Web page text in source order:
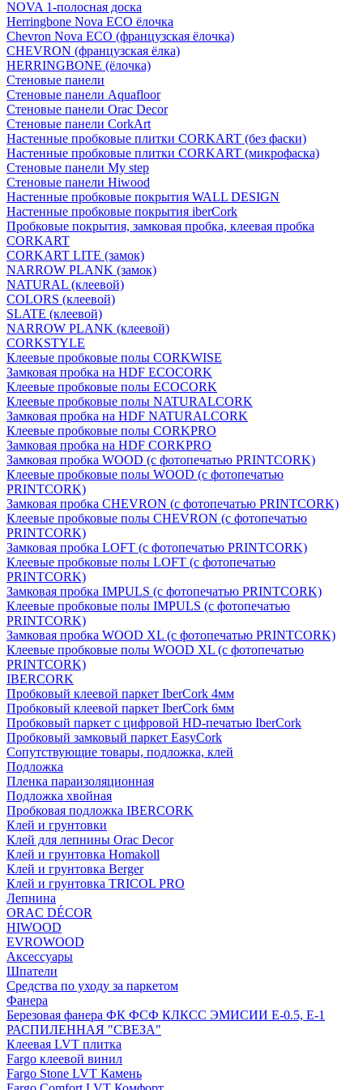
NOVA 1-полосная доска
Herringbone Nova ECO ёлочка
Chevron Nova ECO (французская ёлочка)
CHEVRON (французская ёлка)
HERRINGBONE (ёлочка)
Стеновые панели
Стеновые панели Aquafloor
Стеновые панели Orac Decor
Стеновые панели CorkArt
Настенные пробковые плитки CORKART (без фаски)
Настенные пробковые плитки CORKART (микрофаска)
Стеновые панели My step
Стеновые панели Hiwood
Настенные пробковые покрытия WALL DESIGN
Настенные пробковые покрытия iberCork
Пробковые покрытия, замковая пробка, клеевая пробка
CORKART
CORKART LITE (замок)
NARROW PLANK (замок)
NATURAL (клеевой)
COLORS (клеевой)
SLATE (клеевой)
NARROW PLANK (клеевой)
CORKSTYLE
Клеевые пробковые полы CORKWISE
Замковая пробка на HDF ECOCORK
Клеевые пробковые полы ECOCORK
Клеевые пробковые полы NATURALCORK
Замковая пробка на HDF NATURALCORK
Клеевые пробковые полы CORKPRO
Замковая пробка на HDF CORKPRO
Замковая пробка WOOD (с фотопечатью PRINTCORK)
Клеевые пробковые полы WOOD (с фотопечатью
PRINTCORK)
Замковая пробка CHEVRON (с фотопечатью PRINTCORK)
Клеевые пробковые полы CHEVRON (с фотопечатью
PRINTCORK)
Замковая пробка LOFT (с фотопечатью PRINTCORK)
Клеевые пробковые полы LOFT (с фотопечатью
PRINTCORK)
Замковая пробка IMPULS (с фотопечатью PRINTCORK)
Клеевые пробковые полы IMPULS (с фотопечатью
PRINTCORK)
Замковая пробка WOOD XL (с фотопечатью PRINTCORK)
Клеевые пробковые полы WOOD XL (с фотопечатью
PRINTCORK)
IBERCORK
Пробковый клеевой паркет IberCork 4мм
Пробковый клеевой паркет IberCork 6мм
Пробковый паркет с цифровой HD-печатью IberCork
Пробковый замковый паркет EasyCork
Сопутствующие товары, подложка, клей
Подложка
Пленка параизоляционная
Подложка хвойная
Пробковая подложка IBERCORK
Клей и грунтовки
Клей для лепнины Orac Decor
Клей и грунтовка Homakoll
Клей и грунтовка Berger
Клей и грунтовка TRICOL PRO
Лепнина
ORAC DÉCOR
HIWOOD
EVROWOOD
Аксессуары
Шпатели
Средства по уходу за паркетом
Фанера
Березовая фанера ФК ФСФ КЛКСС ЭМИСИИ Е-0.5, Е-1
РАСПИЛЕННАЯ "СВЕЗА"
Клеевая LVT плитка
Fargo клеевой винил
Fargo Stone LVT Камень